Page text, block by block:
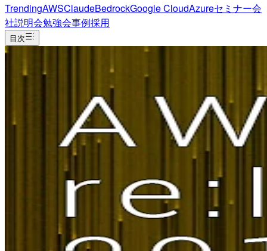
TrendingAWSClaudeBedrockGoogle CloudAzureセミナー会
社説明会勉強会事例採用
目次